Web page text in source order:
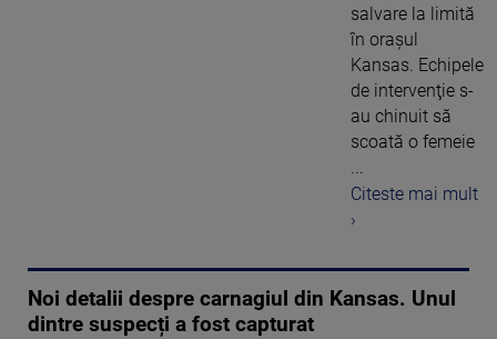
salvare la limită
în oraşul
Kansas. Echipele
de intervenţie s-
au chinuit să
scoată o femeie
Citeste mai mult
›
Noi detalii despre carnagiul din Kansas. Unul
dintre suspecți a fost capturat